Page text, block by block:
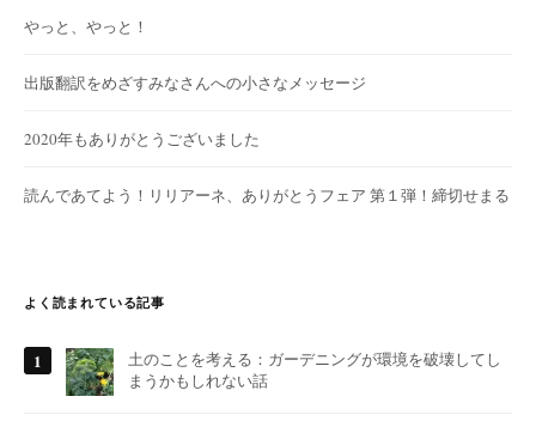
やっと、やっと！
出版翻訳をめざすみなさんへの小さなメッセージ
2020年もありがとうございました
読んであてよう！リリアーネ、ありがとうフェア 第１弾！締切せまる
よく読まれている記事
土のことを考える：ガーデニングが環境を破壊してし
まうかもしれない話